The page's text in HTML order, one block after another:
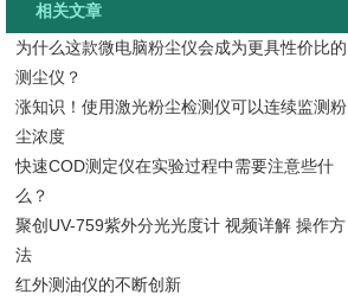
相关文章
为什么这款微电脑粉尘仪会成为更具性价比的
测尘仪？
涨知识！使用激光粉尘检测仪可以连续监测粉
尘浓度
快速COD测定仪在实验过程中需要注意些什
么？
聚创UV-759紫外分光光度计 视频详解 操作方
法
红外测油仪的不断创新